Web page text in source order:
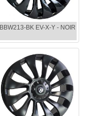
BBW213-BK EV-X-Y - NOIR